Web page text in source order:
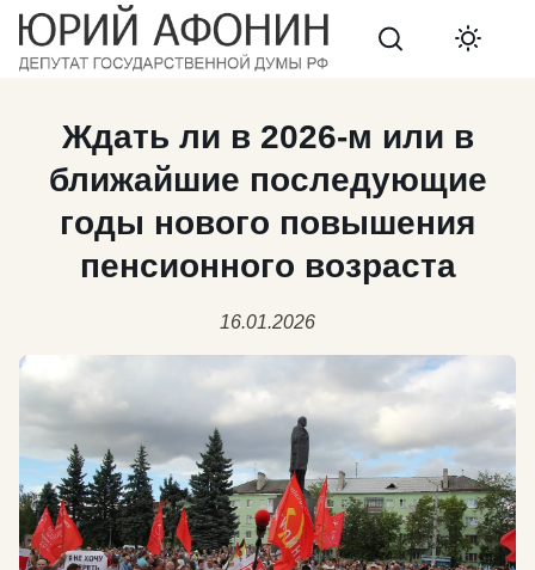
Search
Ждать ли в 2026-м или в
ближайшие последующие
годы нового повышения
пенсионного возраста
16.01.2026